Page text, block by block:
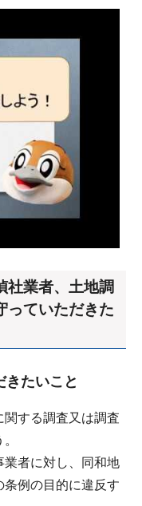
社業者、土地調
っていただきた
きたいこと
する調査又は調査
業者に対し、同和地
条例の目的に違反す